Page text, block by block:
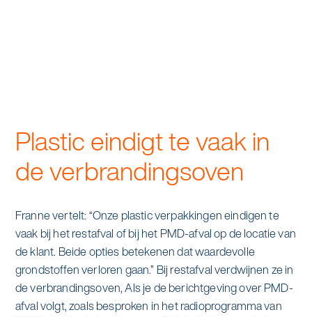
Werken bij Asito
Zoeken
Offerte aanvragen
Plastic eindigt te vaak in
de verbrandingsoven
Franne vertelt: “Onze plastic verpakkingen eindigen te
vaak bij het restafval of bij het PMD-afval op de locatie van
de klant. Beide opties betekenen dat waardevolle
grondstoffen verloren gaan.” Bij restafval verdwijnen ze in
de verbrandingsoven, Als je de berichtgeving over PMD-
afval volgt, zoals besproken in het radioprogramma van